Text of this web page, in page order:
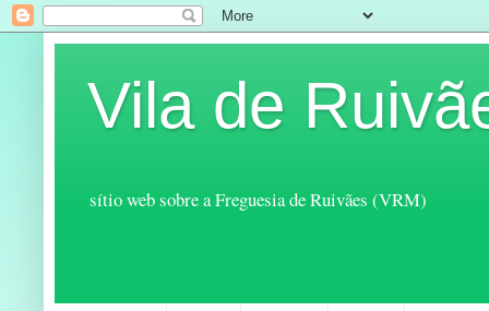
Vila de
sítio web sobre a Freguesia de Ruivães (VRM)